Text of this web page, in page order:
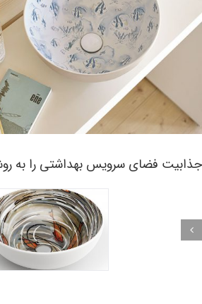
فضای سرویس بهداشتی را به